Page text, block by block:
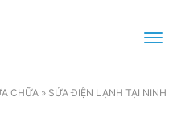
CHỮA » SỬA ĐIỆN LẠNH TẠI NINH